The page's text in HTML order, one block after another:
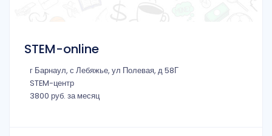
STEM-online
г Барнаул, с Лебяжье, ул Полевая, д 58Г
STEM-центр
3800 руб. за месяц